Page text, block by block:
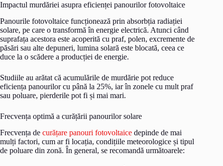
Impactul murdăriei asupra eficienței panourilor fotovoltaice
Panourile fotovoltaice funcționează prin absorbția radiației
solare, pe care o transformă în energie electrică. Atunci când
suprafața acestora este acoperită cu praf, polen, excremente de
păsări sau alte depuneri, lumina solară este blocată, ceea ce
duce la o scădere a producției de energie.
Studiile au arătat că acumulările de murdărie pot reduce
eficiența panourilor cu până la 25%, iar în zonele cu mult praf
sau poluare, pierderile pot fi și mai mari.
Frecvența optimă a curățării panourilor solare
Frecvența de curățare panouri fotovoltaice depinde de mai
mulți factori, cum ar fi locația, condițiile meteorologice și tipul
de poluare din zonă. În general, se recomandă următoarele: